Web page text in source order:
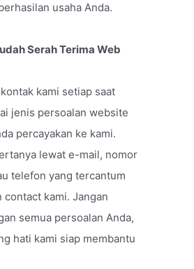
usaha Anda.
Serah Terima Web
kami setiap saat
jenis persoalan website
percayakan ke kami.
lewat e-mail, nomor
telefon yang tercantum
contact kami. Jangan
semua persoalan Anda,
hati kami siap membantu